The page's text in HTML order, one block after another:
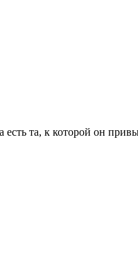
есть та, к которой он